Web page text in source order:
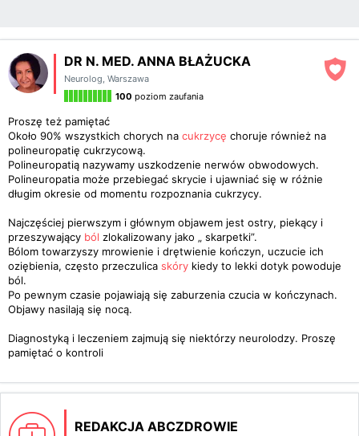
DR N. MED. ANNA BŁAŻUCKA
Neurolog, Warszawa
100 poziom zaufania
Proszę też pamiętać
Około 90% wszystkich chorych na cukrzycę choruje również na
polineuropatię cukrzycową.
Polineuropatią nazywamy uszkodzenie nerwów obwodowych.
Polineuropatia może przebiegać skrycie i ujawniać się w różnie
długim okresie od momentu rozpoznania cukrzycy.
Najczęściej pierwszym i głównym objawem jest ostry, piekący i
przeszywający ból zlokalizowany jako „ skarpetki”.
Bólom towarzyszy mrowienie i drętwienie kończyn, uczucie ich
oziębienia, często przeczulica skóry kiedy to lekki dotyk powoduje
ból.
Po pewnym czasie pojawiają się zaburzenia czucia w kończynach.
Objawy nasilają się nocą.
Diagnostyką i leczeniem zajmują się niektórzy neurolodzy. Proszę
pamiętać o kontroli
REDAKCJA ABCZDROWIE